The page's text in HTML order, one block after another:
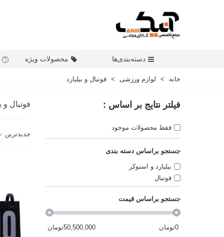
دسته‌بندی‌ها محصولات ویژه
خانه > لوازم ورزشی > فوتبال و بیلیارد
فیلتر نتایج بر اساس :
فقط محصولات موجود
جستجو براساس دسته بندی
بیلیارد و اسنوکر
فوتبال
جستجو براساس قیمت
0تومان 50,500,000تومان
فوتبال و
جدیدترین